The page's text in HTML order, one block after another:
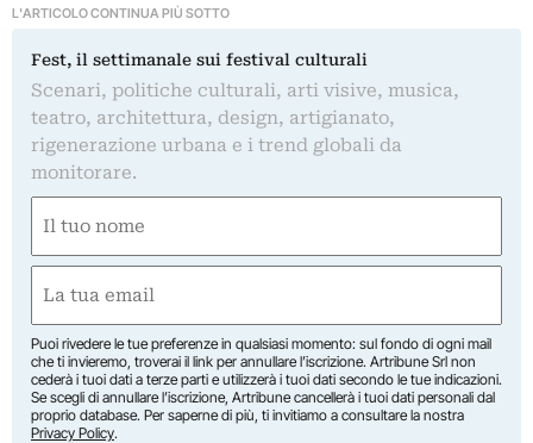
L'ARTICOLO CONTINUA PIÙ SOTTO
Fest, il settimanale sui festival culturali
Scenari, politiche culturali, arti visive, musica,
teatro, architettura, design, artigianato,
rigenerazione urbana e i trend globali da
monitorare.
(Obbligatorio)
Nome
(Obbligatorio)
Puoi rivedere le tue preferenze in qualsiasi momento: sul fondo di ogni mail
che ti invieremo, troverai il link per annullare l’iscrizione. Artribune Srl non
cederà i tuoi dati a terze parti e utilizzerà i tuoi dati secondo le tue indicazioni.
Se scegli di annullare l’iscrizione, Artribune cancellerà i tuoi dati personali dal
proprio database. Per saperne di più, ti invitiamo a consultare la nostra
Privacy Policy.